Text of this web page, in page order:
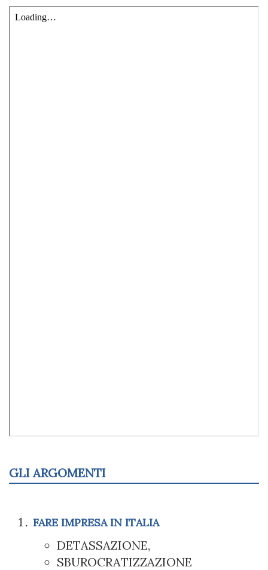
GLI ARGOMENTI
FARE IMPRESA IN ITALIA
DETASSAZIONE,
SBUROCRATIZZAZIONE